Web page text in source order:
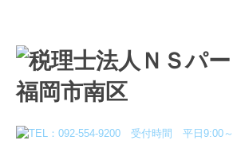
HOME
税理士法人NSパートナーズについて
お知らせ